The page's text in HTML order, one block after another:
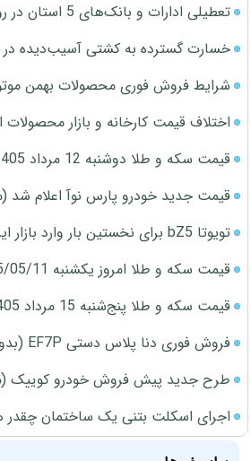
تعطیلی ادارات و بانک‌های 5 استان در روز چهارشنبه
خسارت گسترده به کشتی آسیب‌دیده در
شرایط فروش فوری محصولات بهمن موتور
اختلاف قیمت کارخانه و بازار محصولات
قیمت سکه و طلا دوشنبه 12 مرداد 1405
قیمت جدید خودرو پارس نوآ اعلام شد
تویوتا bZ5 برای نخستین بار وارد بازار ایران می‌شود
قیمت سکه و طلا امروز یکشنبه 1405/05/11
قیمت سکه و طلا پنج‌شنبه 15 مرداد 1405
فروش فوری دنا پلاس دستی EF7P (بدون قرعه کشی)
طرح جدید پیش فروش خودرو کوییک (مرداد
اجرای اسکلت بتنی یک ساختمان چقدر